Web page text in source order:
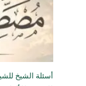
أسئلة الشيخ